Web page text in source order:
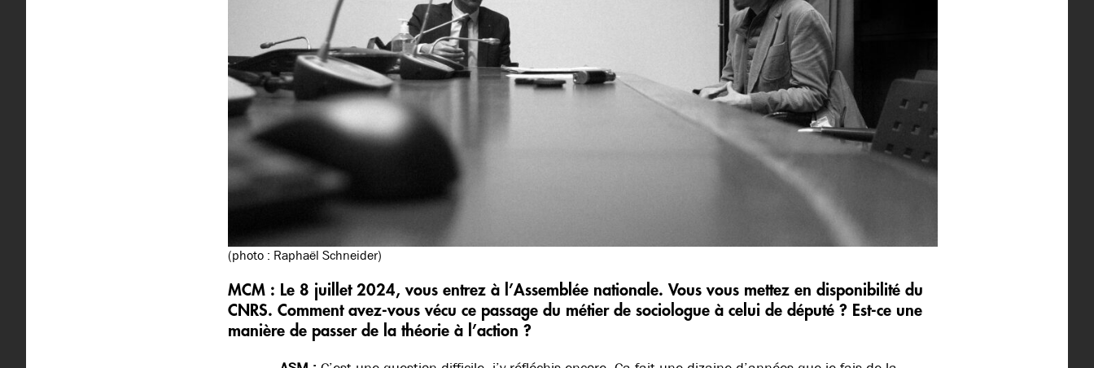
(photo : Raphaël Schneider)
MCM : Le 8 juillet 2024, vous entrez à l’Assemblée nationale. Vous vous mettez en disponibilité du
CNRS. Comment avez-vous vécu ce passage du métier de sociologue à celui de député ? Est-ce une
manière de passer de la théorie à l’action ?